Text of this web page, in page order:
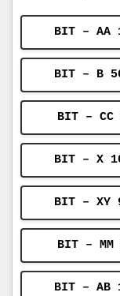
BIT – AA
BIT – B
BIT – CC
BIT – X
BIT – XY
BIT – MM
BIT – AB